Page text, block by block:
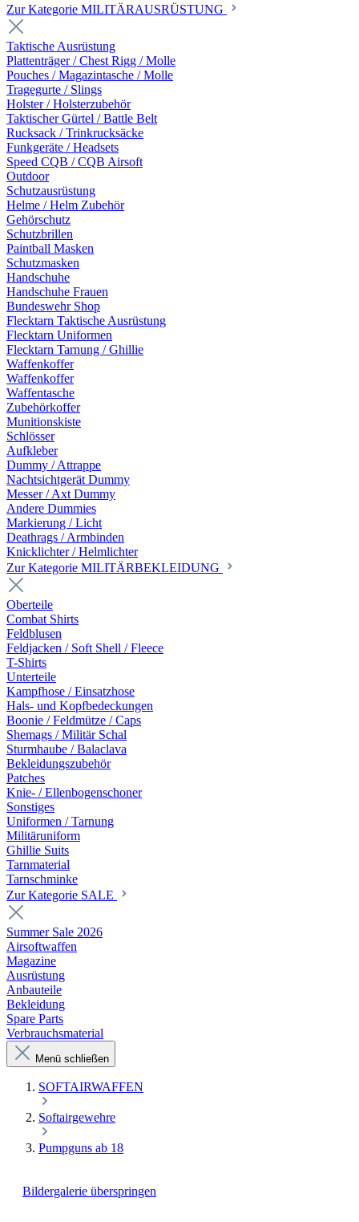
Zur Kategorie MILITÄRAUSRÜSTUNG
Taktische Ausrüstung
Plattenträger / Chest Rigg / Molle
Pouches / Magazintasche / Molle
Tragegurte / Slings
Holster / Holsterzubehör
Taktischer Gürtel / Battle Belt
Rucksack / Trinkrucksäcke
Funkgeräte / Headsets
Speed CQB / CQB Airsoft
Outdoor
Schutzausrüstung
Helme / Helm Zubehör
Gehörschutz
Schutzbrillen
Paintball Masken
Schutzmasken
Handschuhe
Handschuhe Frauen
Bundeswehr Shop
Flecktarn Taktische Ausrüstung
Flecktarn Uniformen
Flecktarn Tarnung / Ghillie
Waffenkoffer
Waffenkoffer
Waffentasche
Zubehörkoffer
Munitionskiste
Schlösser
Aufkleber
Dummy / Attrappe
Nachtsichtgerät Dummy
Messer / Axt Dummy
Andere Dummies
Markierung / Licht
Deathrags / Armbinden
Knicklichter / Helmlichter
Zur Kategorie MILITÄRBEKLEIDUNG
Oberteile
Combat Shirts
Feldblusen
Feldjacken / Soft Shell / Fleece
T-Shirts
Unterteile
Kampfhose / Einsatzhose
Hals- und Kopfbedeckungen
Boonie / Feldmütze / Caps
Shemags / Militär Schal
Sturmhaube / Balaclava
Bekleidungszubehör
Patches
Knie- / Ellenbogenschoner
Sonstiges
Uniformen / Tarnung
Militäruniform
Ghillie Suits
Tarnmaterial
Tarnschminke
Zur Kategorie SALE
Summer Sale 2026
Airsoftwaffen
Magazine
Ausrüstung
Anbauteile
Bekleidung
Spare Parts
Verbrauchsmaterial
Menü schließen
SOFTAIRWAFFEN
Softairgewehre
Pumpguns ab 18
Bildergalerie überspringen